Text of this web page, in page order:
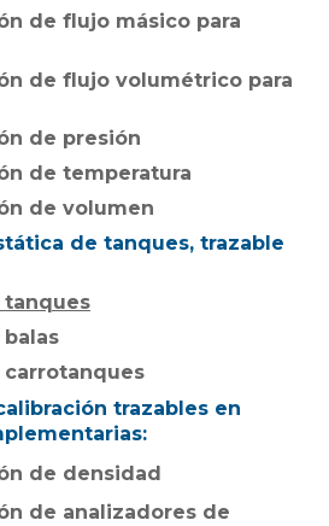
de flujo másico para
de flujo volumétrico para
de presión
de temperatura
de volumen
de tanques, trazable
trazables en
de densidad
de analizadores de